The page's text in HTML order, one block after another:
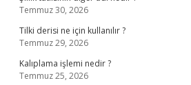
Temmuz 30, 2026
Tilki derisi ne için kullanılır ?
Temmuz 29, 2026
Kalıplama işlemi nedir ?
Temmuz 25, 2026